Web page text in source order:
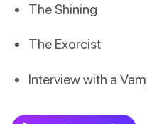
The Shining
The Exorcist
Interview with a